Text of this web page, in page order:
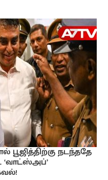
பூஜித்திற்கு நடந்ததே